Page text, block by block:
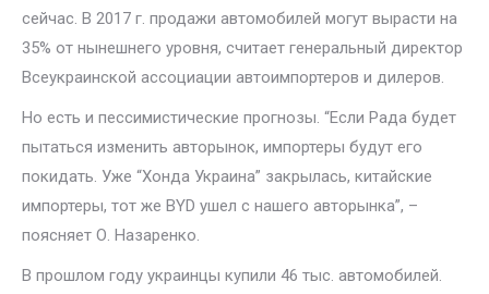
сейчас. В 2017 г. продажи автомобилей могут вырасти на
35% от нынешнего уровня, считает генеральный директор
Всеукраинской ассоциации автоимпортеров и дилеров.
Но есть и пессимистические прогнозы. “Если Рада будет
пытаться изменить авторынок, импортеры будут его
покидать. Уже “Хонда Украина” закрылась, китайские
импортеры, тот же BYD ушел с нашего авторынка”, –
поясняет О. Назаренко.
В прошлом году украинцы купили 46 тыс. автомобилей.